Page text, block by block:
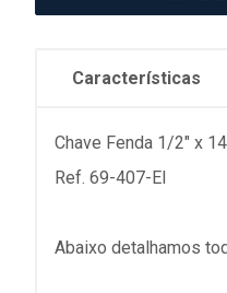
Características
Chave Fenda 1/2" x
Ref. 69-407-EI
Abaixo detalhamos